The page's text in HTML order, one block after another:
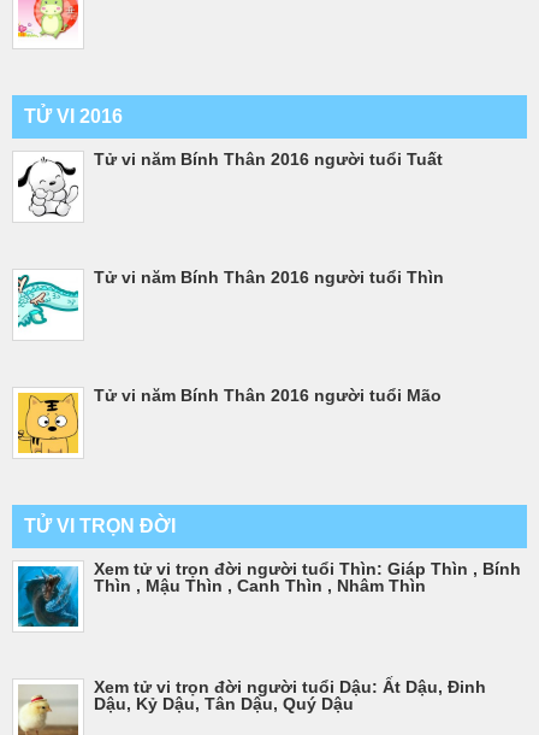
TỬ VI 2016
Tử vi năm Bính Thân 2016 người tuổi Tuất
Tử vi năm Bính Thân 2016 người tuổi Thìn
Tử vi năm Bính Thân 2016 người tuổi Mão
TỬ VI TRỌN ĐỜI
Xem tử vi trọn đời người tuổi Thìn: Giáp Thìn , Bính
Thìn , Mậu Thìn , Canh Thìn , Nhâm Thìn
Xem tử vi trọn đời người tuổi Dậu: Ất Dậu, Đinh
Dậu, Kỷ Dậu, Tân Dậu, Quý Dậu